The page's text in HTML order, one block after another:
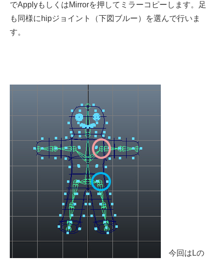
でApplyもしくはMirrorを押してミラーコピーします。足
も同様にhipジョイント（下図ブルー）を選んで行いま
す。
今回はLの